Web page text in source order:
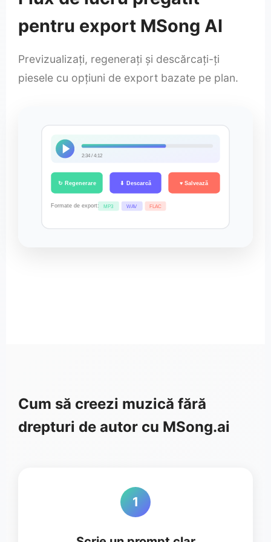
pentru export MSong AI
Previzualizați, regenerați și descărcați-ți
piesele cu opțiuni de export bazate pe plan.
2:34 / 4:12
↻ Regenerare ⬇ Descarcă ♥ Salvează
Formate de export: MP3 WAV FLAC
Cum să creezi muzică fără
drepturi de autor cu MSong.ai
1